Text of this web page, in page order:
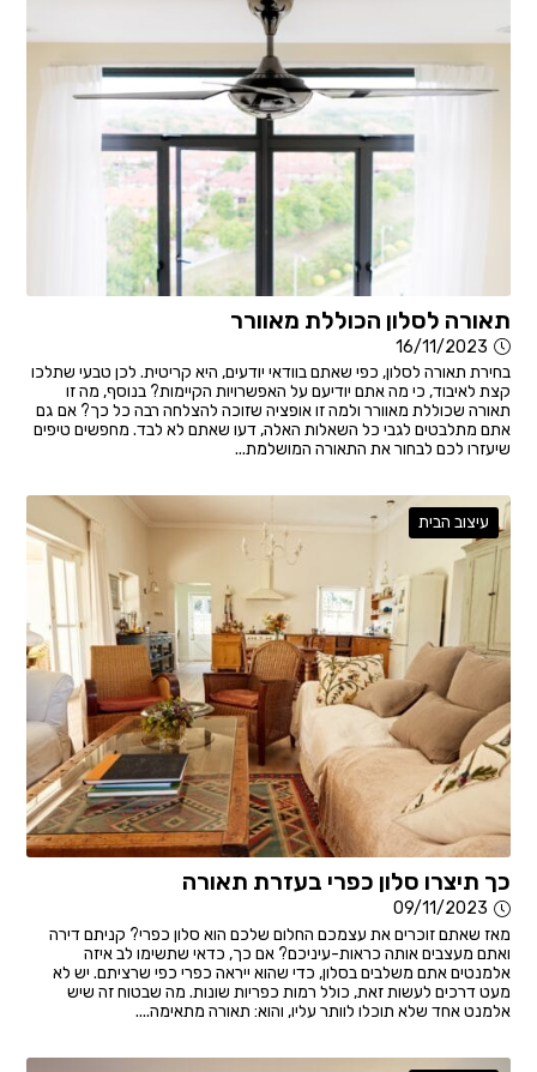
תאורה לסלון הכוללת מאוורר
16/11/2023
בחירת תאורה לסלון, כפי שאתם בוודאי יודעים, היא קריטית. לכן טבעי שתלכו
קצת לאיבוד, כי מה אתם יודיעם על האפשרויות הקיימות? בנוסף, מה זו
תאורה שכוללת מאוורר ולמה זו אופציה שזוכה להצלחה רבה כל כך? אם גם
אתם מתלבטים לגבי כל השאלות האלה, דעו שאתם לא לבד. מחפשים טיפים
שיעזרו לכם לבחור את התאורה המושלמת...
עיצוב הבית
כך תיצרו סלון כפרי בעזרת תאורה
09/11/2023
מאז שאתם זוכרים את עצמכם החלום שלכם הוא סלון כפרי? קניתם דירה
ואתם מעצבים אותה כראות-עיניכם? אם כך, כדאי שתשימו לב איזה
אלמנטים אתם משלבים בסלון, כדי שהוא ייראה כפרי כפי שרציתם. יש לא
מעט דרכים לעשות זאת, כולל רמות כפריות שונות. מה שבטוח זה שיש
אלמנט אחד שלא תוכלו לוותר עליו, והוא: תאורה מתאימה....